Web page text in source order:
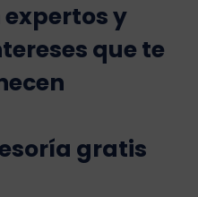
y
que te
gratis